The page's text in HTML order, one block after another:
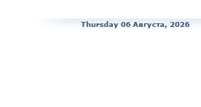
Thursday 06 Августа, 2026